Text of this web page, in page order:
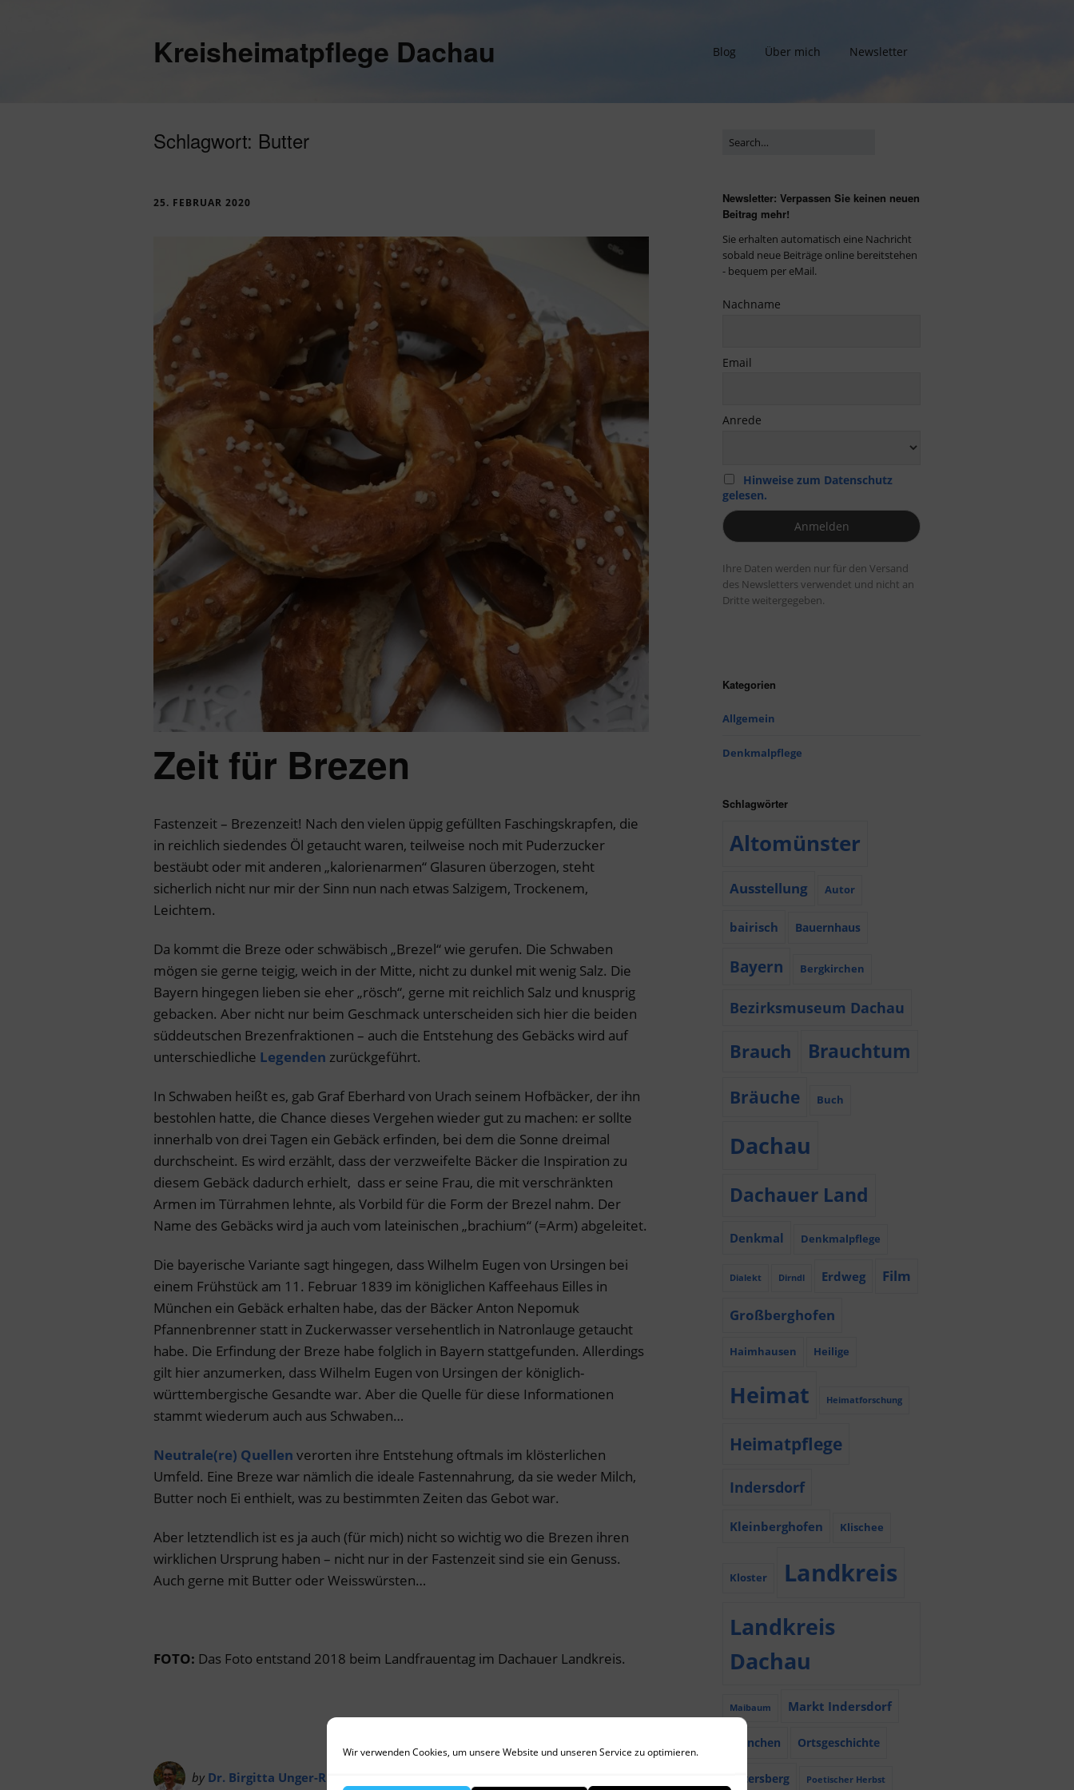
Wir verwenden Cookies, um unsere Website und unseren Service zu optimieren.
Kreisheimatpflege Dachau Blog Über mich Newsletter
Schlagwort: Butter
25. FEBRUAR 2020
Zeit für Brezen
Fastenzeit – Brezenzeit! Nach den vielen üppig gefüllten Faschingskrapfen, die
in reichlich siedendes Öl getaucht waren, teilweise noch mit Puderzucker
bestäubt oder mit anderen „kalorienarmen“ Glasuren überzogen, steht
sicherlich nicht nur mir der Sinn nun nach etwas Salzigem, Trockenem,
Leichtem.
Da kommt die Breze oder schwäbisch „Brezel“ wie gerufen. Die Schwaben
mögen sie gerne teigig, weich in der Mitte, nicht zu dunkel mit wenig Salz. Die
Bayern hingegen lieben sie eher „rösch“, gerne mit reichlich Salz und knusprig
gebacken. Aber nicht nur beim Geschmack unterscheiden sich hier die beiden
süddeutschen Brezenfraktionen – auch die Entstehung des Gebäcks wird auf
unterschiedliche Legenden zurückgeführt.
In Schwaben heißt es, gab Graf Eberhard von Urach seinem Hofbäcker, der ihn
bestohlen hatte, die Chance dieses Vergehen wieder gut zu machen: er sollte
innerhalb von drei Tagen ein Gebäck erfinden, bei dem die Sonne dreimal
durchscheint. Es wird erzählt, dass der verzweifelte Bäcker die Inspiration zu
diesem Gebäck dadurch erhielt, dass er seine Frau, die mit verschränkten
Armen im Türrahmen lehnte, als Vorbild für die Form der Brezel nahm. Der
Name des Gebäcks wird ja auch vom lateinischen „brachium“ (=Arm) abgeleitet.
Die bayerische Variante sagt hingegen, dass Wilhelm Eugen von Ursingen bei
einem Frühstück am 11. Februar 1839 im königlichen Kaffeehaus Eilles in
München ein Gebäck erhalten habe, das der Bäcker Anton Nepomuk
Pfannenbrenner statt in Zuckerwasser versehentlich in Natronlauge getaucht
habe. Die Erfindung der Breze habe folglich in Bayern stattgefunden. Allerdings
gilt hier anzumerken, dass Wilhelm Eugen von Ursingen der königlich-
württembergische Gesandte war. Aber die Quelle für diese Informationen
stammt wiederum auch aus Schwaben…
Neutrale(re) Quellen verorten ihre Entstehung oftmals im klösterlichen
Umfeld. Eine Breze war nämlich die ideale Fastennahrung, da sie weder Milch,
Butter noch Ei enthielt, was zu bestimmten Zeiten das Gebot war.
Aber letztendlich ist es ja auch (für mich) nicht so wichtig wo die Brezen ihren
wirklichen Ursprung haben – nicht nur in der Fastenzeit sind sie ein Genuss.
Auch gerne mit Butter oder Weisswürsten…
FOTO: Das Foto entstand 2018 beim Landfrauentag im Dachauer Landkreis.
by Dr. Birgitta Unger-Richter
Newsletter: Verpassen Sie keinen neuen
Beitrag mehr!
Sie erhalten automatisch eine Nachricht
sobald neue Beiträge online bereitstehen
- bequem per eMail.
Nachname
Email
Anrede
Hinweise zum Datenschutz
gelesen.
Ihre Daten werden nur für den Versand
des Newsletters verwendet und nicht an
Dritte weitergegeben.
Kategorien
Allgemein
Denkmalpflege
Schlagwörter
Altomünster
Ausstellung Autor
bairisch Bauernhaus
Bayern Bergkirchen
Bezirksmuseum Dachau
Brauch Brauchtum
Bräuche Buch
Dachau
Dachauer Land
Denkmal Denkmalpflege
Dialekt Dirndl Erdweg Film
Großberghofen
Haimhausen Heilige
Heimat Heimatforschung
Heimatpflege
Indersdorf
Kleinberghofen Klischee
Kloster Landkreis
Landkreis
Dachau
Maibaum Markt Indersdorf
München Ortsgeschichte
Petersberg Poetischer Herbst